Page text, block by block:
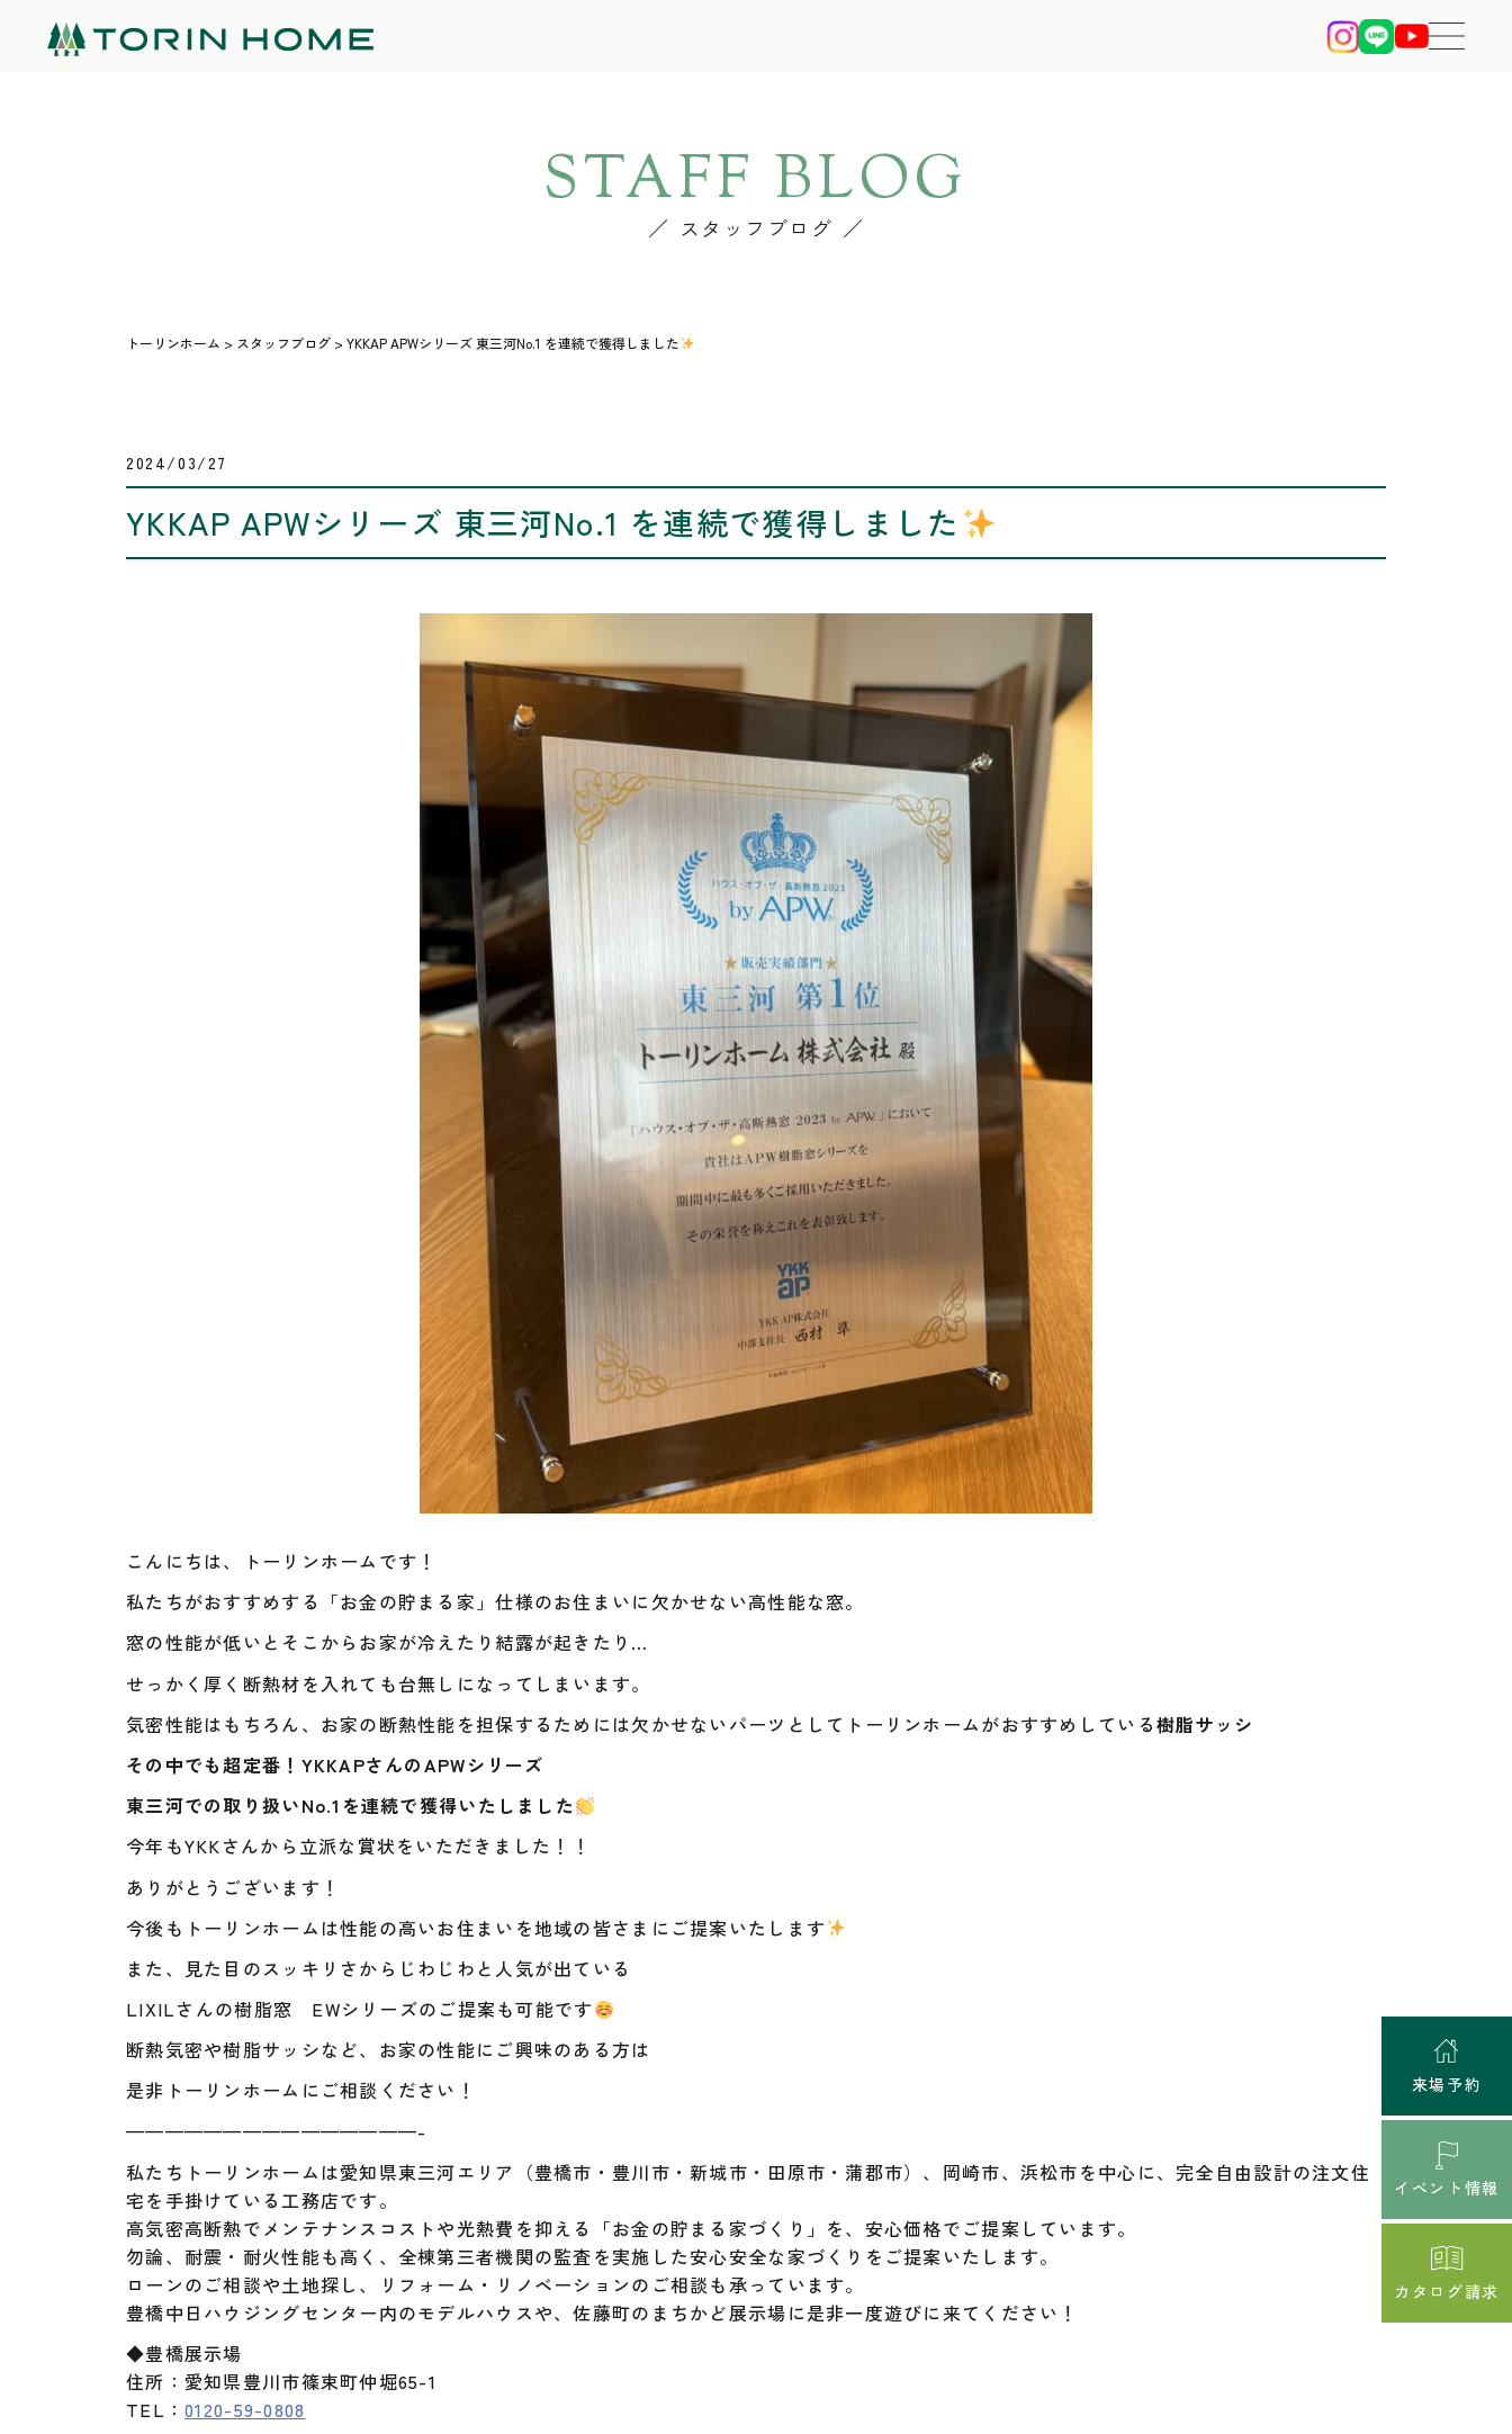
STAFF BLOG
スタッフブログ
トーリンホーム > スタッフブログ > YKKAP APWシリーズ 東三河No.1 を連続で獲得しました
2024/03/27
YKKAP APWシリーズ 東三河No.1 を連続で獲得しました
こんにちは、トーリンホームです！
私たちがおすすめする「お金の貯まる家」仕様のお住まいに欠かせない高性能な窓。
窓の性能が低いとそこからお家が冷えたり結露が起きたり…
せっかく厚く断熱材を入れても台無しになってしまいます。
気密性能はもちろん、お家の断熱性能を担保するためには欠かせないパーツとしてトーリンホームがおすすめしている樹脂サッシ
その中でも超定番！YKKAPさんのAPWシリーズ
東三河での取り扱いNo.1を連続で獲得いたしました
今年もYKKさんから立派な賞状をいただきました！！
ありがとうございます！
今後もトーリンホームは性能の高いお住まいを地域の皆さまにご提案いたします
また、見た目のスッキリさからじわじわと人気が出ている
LIXILさんの樹脂窓 EWシリーズのご提案も可能です
断熱気密や樹脂サッシなど、お家の性能にご興味のある方は
是非トーリンホームにご相談ください！
———————————————-
私たちトーリンホームは愛知県東三河エリア（豊橋市・豊川市・新城市・田原市・蒲郡市）、岡崎市、浜松市を中心に、完全自由設計の注文住
宅を手掛けている工務店です。
高気密高断熱でメンテナンスコストや光熱費を抑える「お金の貯まる家づくり」を、安心価格でご提案しています。
勿論、耐震・耐火性能も高く、全棟第三者機関の監査を実施した安心安全な家づくりをご提案いたします。
ローンのご相談や土地探し、リフォーム・リノベーションのご相談も承っています。
豊橋中日ハウジングセンター内のモデルハウスや、佐藤町のまちかど展示場に是非一度遊びに来てください！
◆豊橋展示場
住所：愛知県豊川市篠束町仲堀65-1
TEL：0120-59-0808
来場予約
イベント情報
カタログ請求